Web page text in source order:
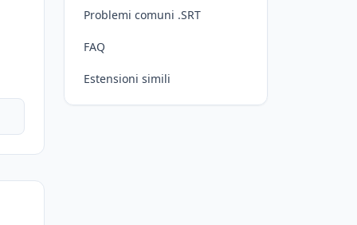
Problemi comuni .SRT
FAQ
Estensioni simili